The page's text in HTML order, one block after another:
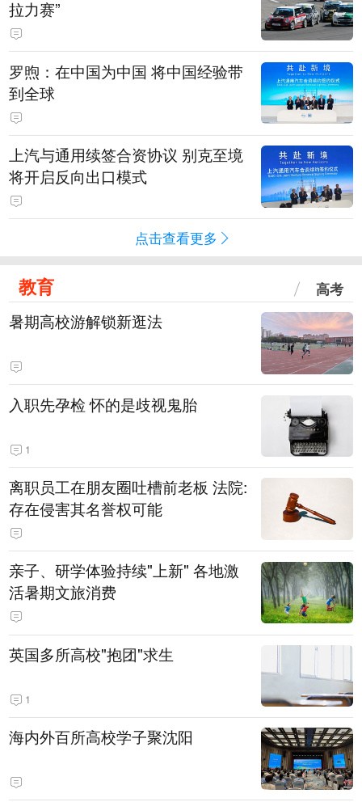
拉力赛”
罗煦：在中国为中国 将中国经验带
到全球
上汽与通用续签合资协议 别克至境
将开启反向出口模式
点击查看更多
教育 高考
暑期高校游解锁新逛法
入职先孕检 怀的是歧视鬼胎
1
离职员工在朋友圈吐槽前老板 法院:
存在侵害其名誉权可能
亲子、研学体验持续"上新" 各地激
活暑期文旅消费
英国多所高校"抱团"求生
1
海内外百所高校学子聚沈阳